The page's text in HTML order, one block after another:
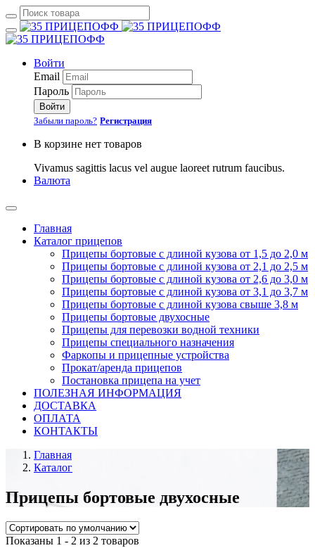
Войти
Email
Пароль
Войти
Забыли пароль? Регистрация
В корзине нет товаров
Vivamus sagittis lacus vel augue laoreet rutrum faucibus.
Валюта
Главная
Каталог прицепов
Прицепы бортовые с длиной кузова от 1,5 до 2,0 м
Прицепы бортовые с длиной кузова от 2,1 до 2,5 м
Прицепы бортовые с длиной кузова от 2,6 до 3,0 м
Прицепы бортовые с длиной кузова от 3,1 до 3,7 м
Прицепы бортовые с длиной кузова свыше 3,8 м
Прицепы бортовые двухосные
Прицепы для перевозки водной техники
Прицепы специального назначения
Фаркопы и прицепные устройства
Прокат/аренда прицепов
Постановка прицепа на учет
ПОЛЕЗНАЯ ИНФОРМАЦИЯ
ДОСТАВКА
ОПЛАТА
КОНТАКТЫ
Главная
Каталог
Прицепы бортовые двухосные
Показаны 1 - 2 из 2 товаров